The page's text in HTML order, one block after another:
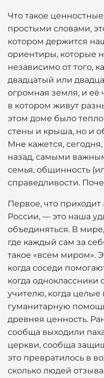
Что такое
простыми словами,
котором держится
ориентиры, которые
независимо от того,
двадцатый или
огромная земля, и её
в котором живут
этом доме было
стены и крыша, но и
Мне кажется, сегодня,
назад, самыми
семья, общинность
справедливости.
Первое, что приходит
России, — это наша
объединяться. В
где каждый сам за
такое «всем миром».
когда соседи
когда
учителю, когда целые
гуманитарную
древняя ценность.
сообща выходили
церкви, сообща
это превратилось в
сколько людей